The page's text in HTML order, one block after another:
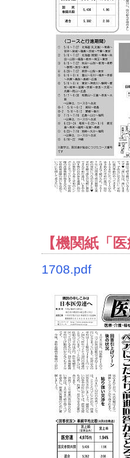
【機関紙「
1708.pdf